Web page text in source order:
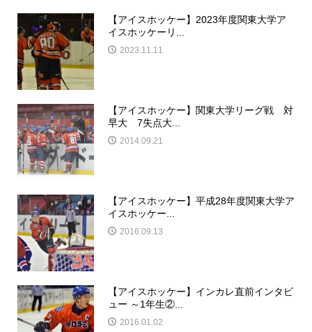
【アイスホッケー】2023年度関東大学ア
イスホッケーリ...
2023.11.11
【アイスホッケー】関東大学リーグ戦 対
早大 7失点大...
2014.09.21
【アイスホッケー】平成28年度関東大学ア
イスホッケー...
2016.09.13
【アイスホッケー】インカレ直前インタビ
ュー ～1年生②...
2016.01.02